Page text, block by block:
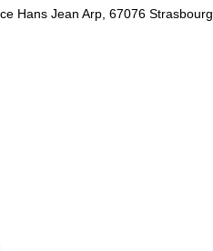
Hans Jean Arp, 67076 Strasbourg